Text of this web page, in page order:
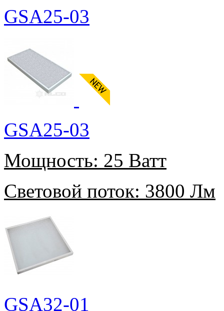
GSA25-03
GSA25-03
Мощность: 25 Ватт
Световой поток: 3800 Лм
GSA32-01